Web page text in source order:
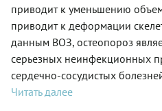
приводит к уменьшению
приводит к деформации
данным ВОЗ, остеопороз
серьезных неинфекционных
сердечно-сосудистых
Читать далее